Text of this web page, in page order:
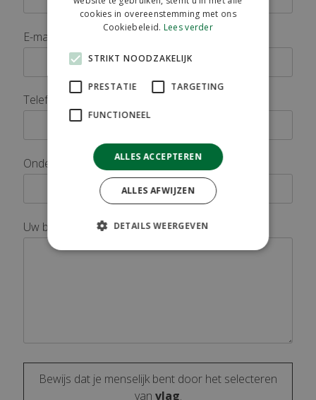
E-mailadres *
Telefoonnummer *
Onderwerp: *
Uw bericht *
Bewijs dat je menselijk bent door het selecteren
van vlag.
cookies in overeenstemming met ons
Cookiebeleid. Lees verder
STRIKT NOODZAKELIJK
PRESTATIE TARGETING
FUNCTIONEEL
ALLES ACCEPTEREN
ALLES AFWIJZEN
DETAILS WEERGEVEN